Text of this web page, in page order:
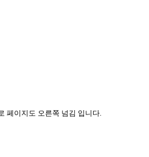
페이지도 오른쪽 넘김 입니다.